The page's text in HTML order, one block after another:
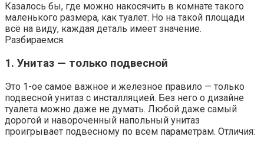
Казалось бы, где можно накосячить в комнате такого
маленького размера, как туалет. Но на такой площади
всё на виду, каждая деталь имеет значение.
Разбираемся.
1. Унитаз — только подвесной
Это 1-ое самое важное и железное правило — только
подвесной унитаз с инсталляцией. Без него о дизайне
туалета можно даже не думать. Любой даже самый
дорогой и навороченный напольный унитаз
проигрывает подвесному по всем параметрам. Отличия: